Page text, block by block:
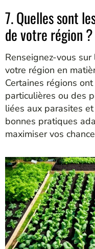
7. Quelles sont
de votre région ?
Renseignez-vous
votre région en
Certaines régions
particulières ou des
liées aux parasites
bonnes pratiques
maximiser vos